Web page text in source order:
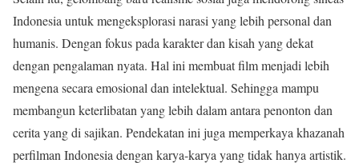
Indonesia untuk mengeksplorasi narasi yang lebih personal dan
humanis. Dengan fokus pada karakter dan kisah yang dekat
dengan pengalaman nyata. Hal ini membuat film menjadi lebih
mengena secara emosional dan intelektual. Sehingga mampu
membangun keterlibatan yang lebih dalam antara penonton dan
cerita yang di sajikan. Pendekatan ini juga memperkaya khazanah
perfilman Indonesia dengan karya-karya yang tidak hanya artistik.